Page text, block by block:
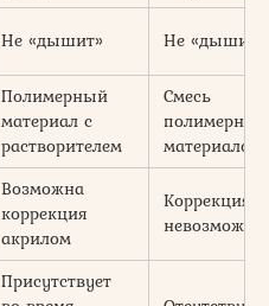
Не «дышит» Не «дышит»
Полимерный
материал с
растворителем
Смесь
полимерных
материалов
Возможна
коррекция
акрилом
Коррекция
невозможна
Присутствует